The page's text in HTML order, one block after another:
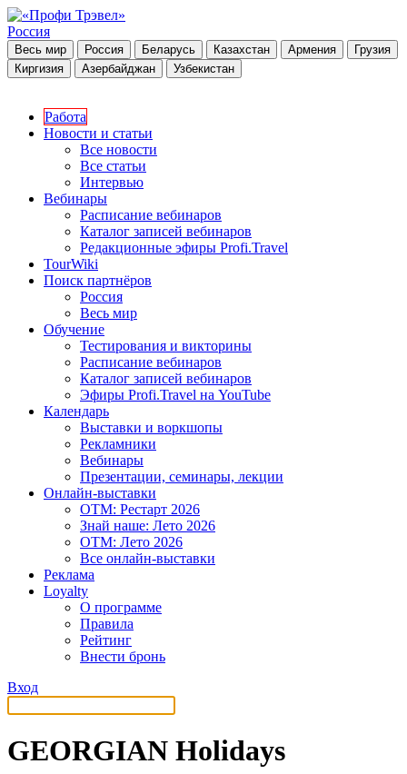
Россия
Весь мир Россия Беларусь Казахстан Армения
Грузия
Киргизия
Азербайджан Узбекистан
Работа
Новости и статьи
Все новости
Все статьи
Интервью
Вебинары
Расписание вебинаров
Каталог записей вебинаров
Редакционные эфиры Profi.Travel
TourWiki
Поиск партнёров
Россия
Весь мир
Обучение
Тестирования и викторины
Расписание вебинаров
Каталог записей вебинаров
Эфиры Profi.Travel на YouTube
Календарь
Выставки и воркшопы
Рекламники
Вебинары
Презентации, семинары, лекции
Онлайн-выставки
OTM: Рестарт 2026
Знай наше: Лето 2026
OTM: Лето 2026
Все онлайн-выставки
Реклама
Loyalty
О программе
Правила
Рейтинг
Внести бронь
Вход
GEORGIAN Holidays